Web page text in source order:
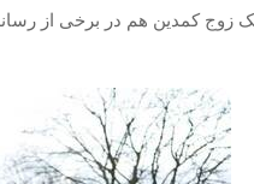
یک زوج کمدین هم در برخی از